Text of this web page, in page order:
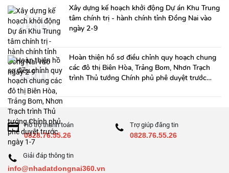
Xây dựng kế hoạch khởi động Dự án Khu Trung
tâm chính trị - hành chính tỉnh Đồng Nai vào
ngày 2-9
Hoàn thiện hồ sơ điều chỉnh quy hoạch chung
các đô thị Biên Hòa, Trảng Bom, Nhơn Trạch
trình Thủ tướng Chính phủ phê duyệt trước
Hỗ trợ thanh toán
0828.76.55.26
Trợ giúp đăng tin
0828.76.55.26
Giải đáp thông tin
info@nhadatdongnai360.vn